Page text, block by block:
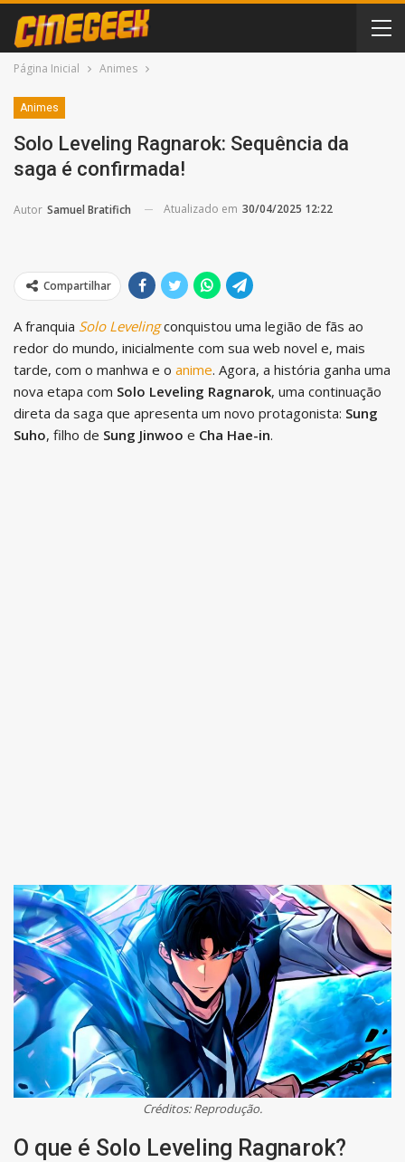
Página Inicial Animes
Animes
Solo Leveling Ragnarok: Sequência da
saga é confirmada!
Autor Samuel Bratifich Atualizado em 30/04/2025 12:22
Compartilhar
A franquia Solo Levelingconquistou uma legião de fãs ao
redor do mundo, inicialmente com sua web novel e, mais
tarde, com o manhwa e o anime. Agora, a história ganha uma
nova etapa com Solo Leveling Ragnarok, uma continuação
direta da saga que apresenta um novo protagonista: Sung
Suho, filho de Sung Jinwoo e Cha Hae-in.
Créditos: Reprodução.
O que é Solo Leveling Ragnarok?